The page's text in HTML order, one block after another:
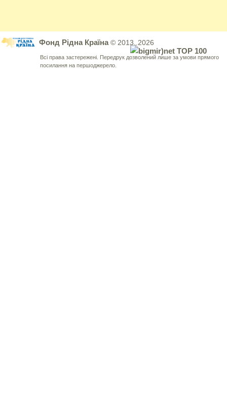
Фонд Рідна Країна© 2013..2026
Всі права застережені. Передрук дозволений лише за умови прямого
посилання на першоджерело.